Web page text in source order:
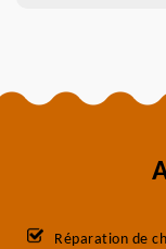
Réparation de